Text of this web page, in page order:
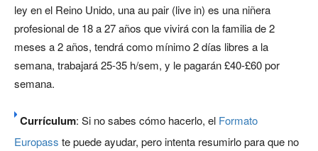
ley en el Reino Unido, una au pair (live in) es una niñera
profesional de 18 a 27 años que vivirá con la familia de 2
meses a 2 años, tendrá como mínimo 2 días libres a la
semana, trabajará 25-35 h/sem, y le pagarán £40-£60 por
semana.
Currículum: Si no sabes cómo hacerlo, el Formato
Europass te puede ayudar, pero intenta resumirlo para que no